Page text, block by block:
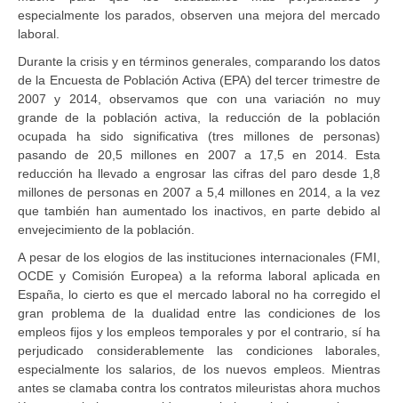
especialmente los parados, observen una mejora del mercado
laboral.
Durante la crisis y en términos generales, comparando los datos
de la Encuesta de Población Activa (EPA) del tercer trimestre de
2007 y 2014, observamos que con una variación no muy
grande de la población activa, la reducción de la población
ocupada ha sido significativa (tres millones de personas)
pasando de 20,5 millones en 2007 a 17,5 en 2014. Esta
reducción ha llevado a engrosar las cifras del paro desde 1,8
millones de personas en 2007 a 5,4 millones en 2014, a la vez
que también han aumentado los inactivos, en parte debido al
envejecimiento de la población.
A pesar de los elogios de las instituciones internacionales (FMI,
OCDE y Comisión Europea) a la reforma laboral aplicada en
España, lo cierto es que el mercado laboral no ha corregido el
gran problema de la dualidad entre las condiciones de los
empleos fijos y los empleos temporales y por el contrario, sí ha
perjudicado considerablemente las condiciones laborales,
especialmente los salarios, de los nuevos empleos. Mientras
antes se clamaba contra los contratos mileuristas ahora muchos